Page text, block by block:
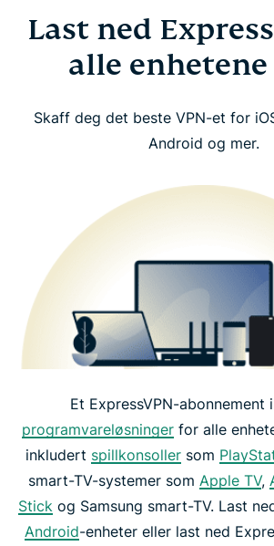
Last ned
alle
Skaff deg det beste VPN-et for
Android og mer.
Et ExpressVPN-abonnement
programvareløsningerfor alle
inkludert spillkonsollersom
smart-TV-systemer som Apple TV,
Stick og Samsung smart-TV. Last
Android-enheter eller last ned